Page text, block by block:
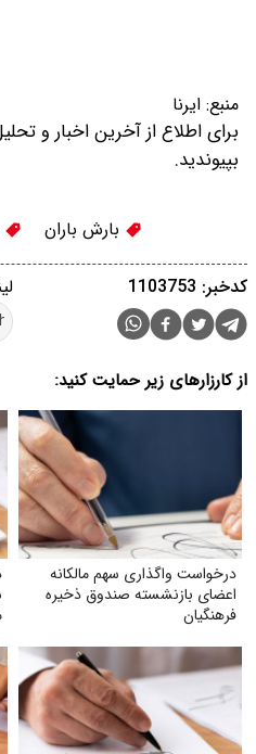
منبع: ایرنا
برای اطلاع از آخرین اخبار و
بپیوندید.
بارش باران
کدخبر: 1103753
از کارزارهای زیر حمایت کنید:
درخواست واگذاری سهم مالکانه
اعضای بازنشسته صندوق ذخیره
فرهنگیان